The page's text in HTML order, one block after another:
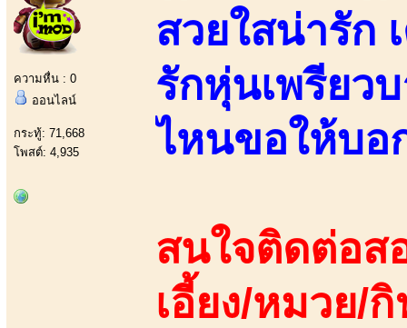
ความหื่น : 0
ออนไลน์
กระทู้: 71,668
โพสต์: 4,935
สวยใสน่ารัก
รักหุ่นเพรียว
ไหนขอให้บอ
สนใจติดต่อส
เอี้ยง/หมวย/